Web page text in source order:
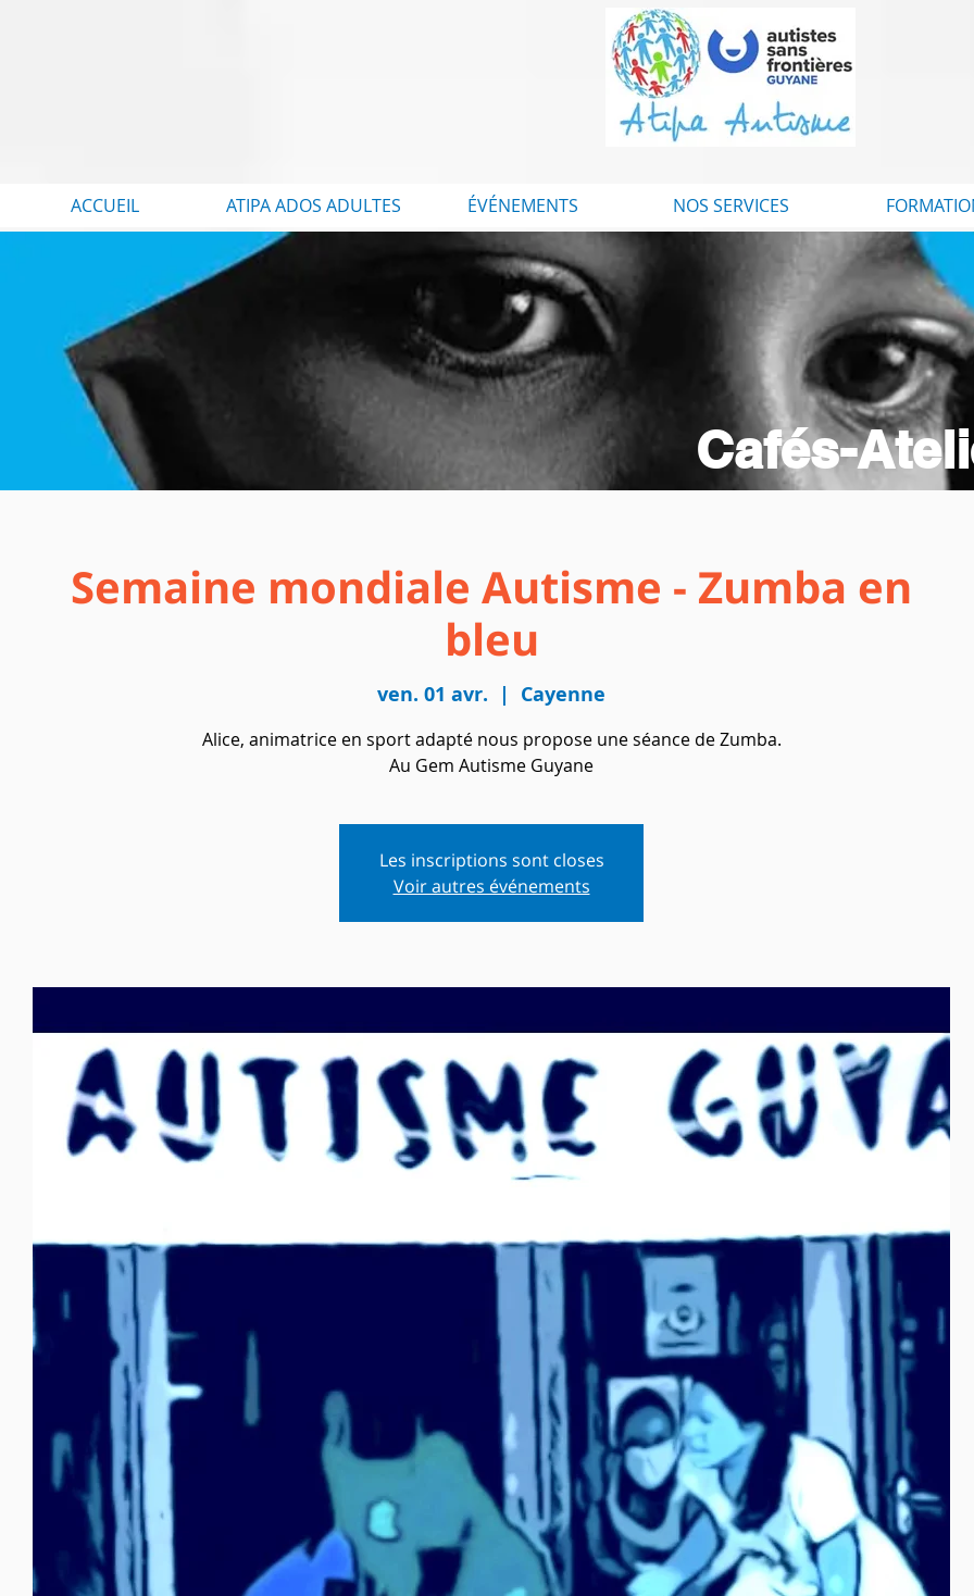
ACCUEIL ATIPA ADOS ADULTES ÉVÉNEMENTS NOS SERVICES
Cafés-
Semaine mondiale Autisme - Zumba en
bleu
ven. 01 avr.
  |
Cayenne
Alice, animatrice en sport adapté nous propose une séance de Zumba.
Au Gem Autisme Guyane
Les inscriptions sont closes
Voir autres événements